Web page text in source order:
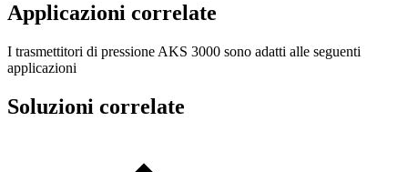
Applicazioni correlate
I trasmettitori di pressione AKS 3000 sono adatti alle seguenti
applicazioni
Soluzioni correlate